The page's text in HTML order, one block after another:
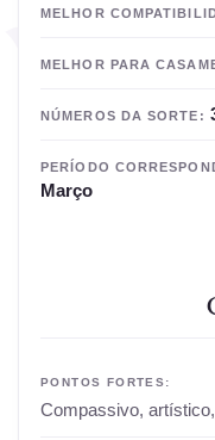
MELHOR
MELHOR PARA
NÚMEROS DA SORTE:
PERÍODO
Março
PONTOS FORTES:
Compassivo,